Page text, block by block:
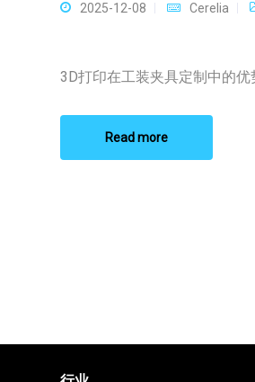
2025-12-08 Cerelia
3D打印在工装夹具定制中的
Read more